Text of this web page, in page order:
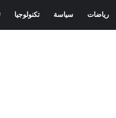
رياضات سياسة تكنولوجيا